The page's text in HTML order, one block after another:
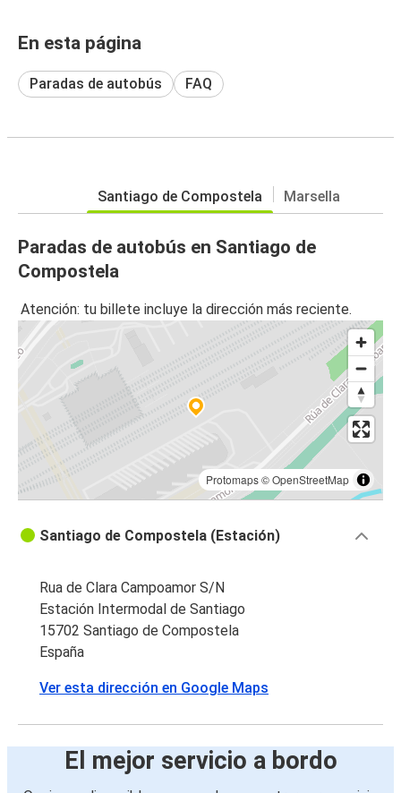
En esta página
Paradas de autobús FAQ
Santiago de Compostela Marsella
Paradas de autobús en Santiago de
Compostela
Atención: tu billete incluye la dirección más reciente.
Protomaps©OpenStreetMap
Santiago de Compostela (Estación)
Rua de Clara Campoamor S/N
Estación Intermodal de Santiago
15702 Santiago de Compostela
España
Ver esta dirección en Google Maps
El mejor servicio a bordo